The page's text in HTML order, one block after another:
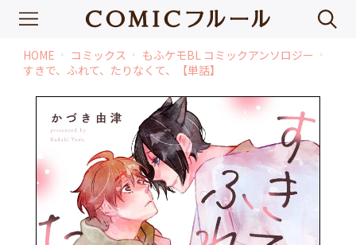
HOME chevron_right コミックス chevron_right もふケモBL コミックアンソロジー chevron_right
すきで、ふれて、たりなくて、【単話】